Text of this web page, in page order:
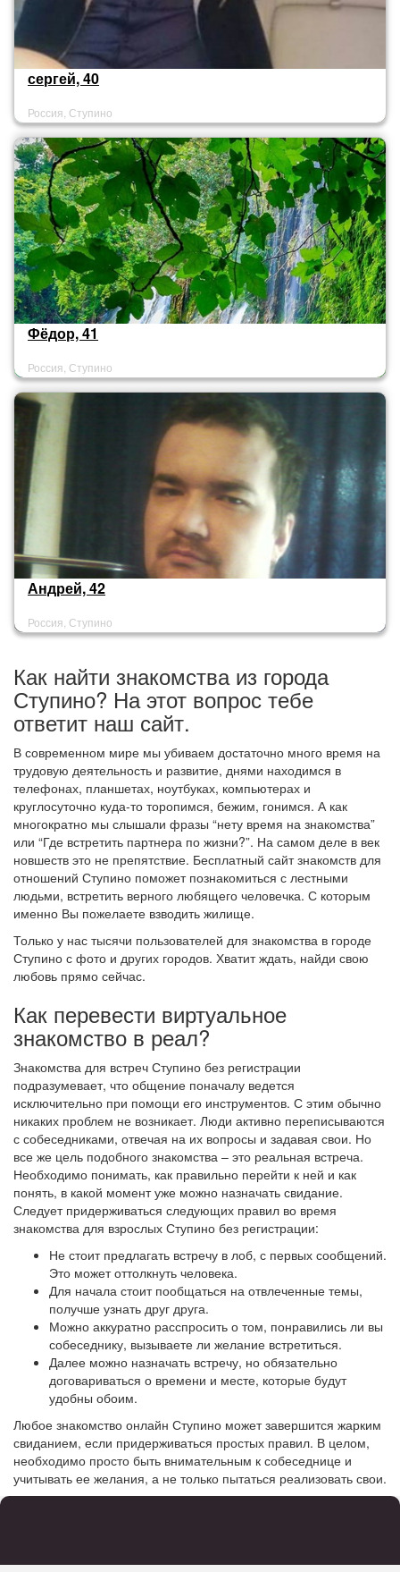
сергей, 40
Россия, Ступино
Фёдор, 41
Россия, Ступино
Андрей, 42
Россия, Ступино
Как найти знакомства из города
Ступино? На этот вопрос тебе
ответит наш сайт.
В современном мире мы убиваем достаточно много время на
трудовую деятельность и развитие, днями находимся в
телефонах, планшетах, ноутбуках, компьютерах и
круглосуточно куда-то торопимся, бежим, гонимся. А как
многократно мы слышали фразы “нету время на знакомства”
или “Где встретить партнера по жизни?”. На самом деле в век
новшеств это не препятствие. Бесплатный сайт знакомств для
отношений Ступино поможет познакомиться с лестными
людьми, встретить верного любящего человечка. С которым
именно Вы пожелаете взводить жилище.
Только у нас тысячи пользователей для знакомства в городе
Ступино с фото и других городов. Хватит ждать, найди свою
любовь прямо сейчас.
Как перевести виртуальное
знакомство в реал?
Знакомства для встреч Ступино без регистрации
подразумевает, что общение поначалу ведется
исключительно при помощи его инструментов. С этим обычно
никаких проблем не возникает. Люди активно переписываются
с собеседниками, отвечая на их вопросы и задавая свои. Но
все же цель подобного знакомства – это реальная встреча.
Необходимо понимать, как правильно перейти к ней и как
понять, в какой момент уже можно назначать свидание.
Следует придерживаться следующих правил во время
знакомства для взрослых Ступино без регистрации:
Не стоит предлагать встречу в лоб, с первых сообщений.
Это может оттолкнуть человека.
Для начала стоит пообщаться на отвлеченные темы,
получше узнать друг друга.
Можно аккуратно расспросить о том, понравились ли вы
собеседнику, вызываете ли желание встретиться.
Далее можно назначать встречу, но обязательно
договариваться о времени и месте, которые будут
удобны обоим.
Любое знакомство онлайн Ступино может завершится жарким
свиданием, если придерживаться простых правил. В целом,
необходимо просто быть внимательным к собеседнице и
учитывать ее желания, а не только пытаться реализовать свои.